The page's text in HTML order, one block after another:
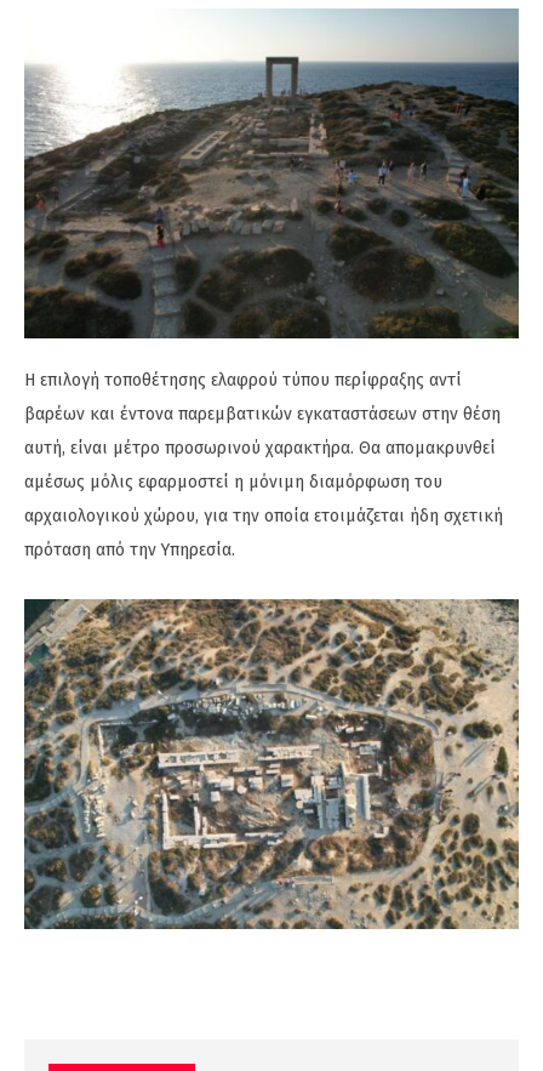
Η επιλογή τοποθέτησης ελαφρού τύπου περίφραξης αντί
βαρέων και έντονα παρεμβατικών εγκαταστάσεων στην θέση
αυτή, είναι μέτρο προσωρινού χαρακτήρα. Θα απομακρυνθεί
αμέσως μόλις εφαρμοστεί η μόνιμη διαμόρφωση του
αρχαιολογικού χώρου, για την οποία ετοιμάζεται ήδη σχετική
πρόταση από την Υπηρεσία.